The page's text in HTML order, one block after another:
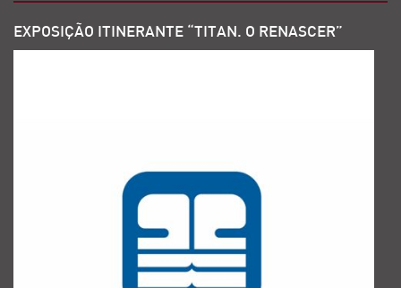
EXPOSIÇÃO ITINERANTE “TITAN. O RENASCER”